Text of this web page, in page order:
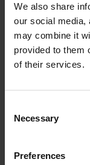
We also share
our social media,
may combine it
provided to them
of their services.
Necessary
Preferences
Bensinkran
Universal
02-24-